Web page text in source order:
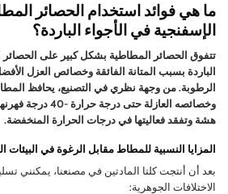
ما هي فوائد استخدام الحصائر
الإسفنجية في الأجواء الباردة؟
تتفوق الحصائر المطاطية بشكل كبير على الحصائر
الباردة بسبب المتانة الفائقة وخصائص العزل
الرطوبة. من وجهة نظري في التصنيع، يحافظ
هشة وتفقد فعاليتها في درجات الحرارة المنخفضة.
المزايا النسبية للمطاط مقابل الرغوة في البيئات
بعد أن أنتجت كلتا المادتين في مصنعنا، يمكنني
الاختلافات الجوهرية: